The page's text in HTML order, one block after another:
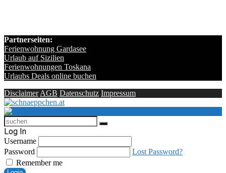
Partnerseiten:
Ferienwohnung Gardasee
Urlaub auf Sizilien
Ferienwohnungen Toskana
Urlaubs Deals online buchen
Disclaimer AGB Datenschutz Impressum
Log In
Username
Password
Lost Password?
Remember me